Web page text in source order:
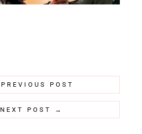
PREVIOUS POST
NEXT POST →